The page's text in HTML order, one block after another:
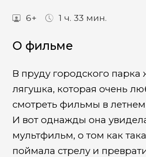
6+ 1 ч. 33 мин.
О фильме
В пруду городского
лягушка, которая очень
смотреть фильмы в летнем
И вот однажды она
мультфильм, о том как
поймала стрелу и